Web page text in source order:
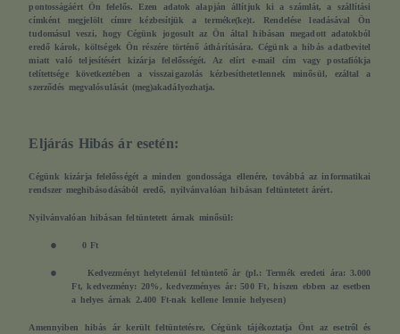
pontosságáért Ön felelős. Ezen adatok alapján állítjuk ki a számlát, a szállítási
címként megjelölt címre kézbesítjük a terméke(ke)t. Rendelése leadásával Ön
tudomásul veszi, hogy Cégünk jogosult az Ön által hibásan megadott adatokból
eredő károk, költségek Ön részére történő áthárítására. Cégünk a hibás adatbevitel
miatt való teljesítésért kizárja felelősségét. Az elírt e-mail cím vagy postafiókja
telítettsége következtében a visszaigazolás kézbesíthetetlennek minősül, ezáltal a
szerződés megvalósulását (meg)akadályozhatja.
Eljárás Hibás ár esetén:
Cégünk kizárja felelősségét a minden gondossága ellenére, továbbá az informatikai
rendszer meghibásodásából eredő, nyilvánvalóan hibásan feltüntetett árért.
Nyilvánvalóan hibásan feltüntetett árnak minősül:
● 0 Ft
●
Kedvezményt helytelenül feltüntető ár (pl.: Termék eredeti ára: 3.000
Ft, kedvezmény: 20%, kedvezményes ár: 500 Ft, hiszen ebben az esetben
a helyes árnak 2.400 Ft-nak kellene lennie helyesen)
Amennyiben hibás ár került feltüntetésre, Cégünk tájékoztatja Önt az esetről és